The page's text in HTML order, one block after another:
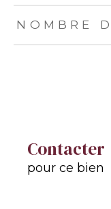
NOMBRE
Contacter
pour ce bien